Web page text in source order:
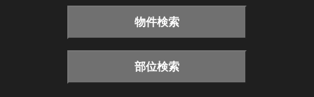
物件検索
部位検索